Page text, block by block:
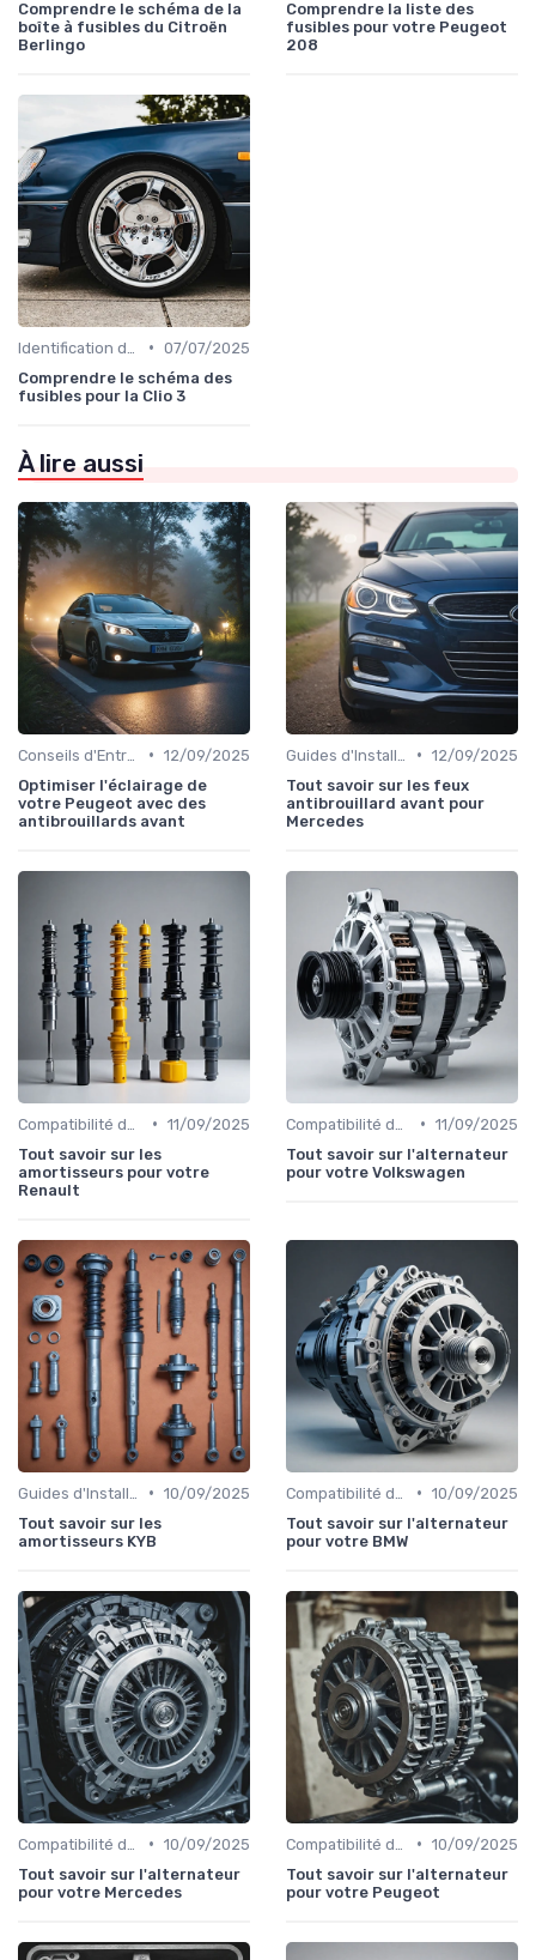
Comprendre le schéma de la
boîte à fusibles du Citroën
Berlingo
Comprendre la liste des
fusibles pour votre Peugeot
208
• 07/07/2025
Comprendre le schéma des
fusibles pour la Clio 3
À lire aussi
• 12/09/2025
Optimiser l'éclairage de
votre Peugeot avec des
antibrouillards avant
• 12/09/2025
Tout savoir sur les feux
antibrouillard avant pour
Mercedes
• 11/09/2025
Tout savoir sur les
amortisseurs pour votre
Renault
• 11/09/2025
Tout savoir sur l'alternateur
pour votre Volkswagen
• 10/09/2025
Tout savoir sur les
amortisseurs KYB
• 10/09/2025
Tout savoir sur l'alternateur
pour votre BMW
• 10/09/2025
Tout savoir sur l'alternateur
pour votre Mercedes
• 10/09/2025
Tout savoir sur l'alternateur
pour votre Peugeot